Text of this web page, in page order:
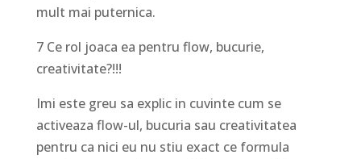
mult mai puternica.
7 Ce rol joaca ea pentru flow, bucurie,
creativitate?!!!
Imi este greu sa explic in cuvinte cum se
activeaza flow-ul, bucuria sau creativitatea
pentru ca nici eu nu stiu exact ce formula